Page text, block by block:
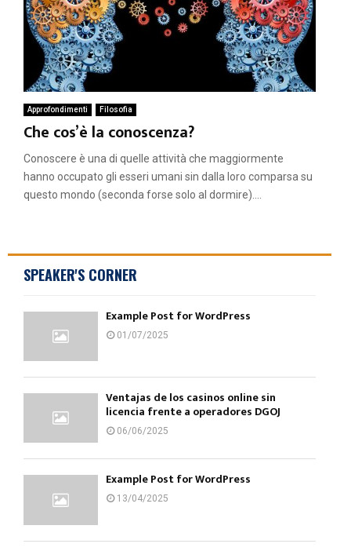
Approfondimenti Filosofia
Che cos’è la conoscenza?
Conoscere è una di quelle attività che maggiormente
hanno occupato gli esseri umani sin dalla loro comparsa su
questo mondo (seconda forse solo al dormire)....
SPEAKER'S CORNER
Example Post for WordPress
01/07/2025
Ventajas de los casinos online sin
licencia frente a operadores DGOJ
06/06/2025
Example Post for WordPress
13/04/2025